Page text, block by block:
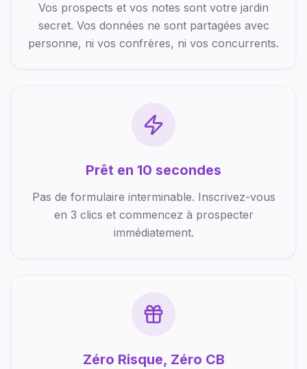
Vos prospects et vos notes sont votre jardin
secret. Vos données ne sont partagées avec
personne, ni vos confrères, ni vos concurrents.
Prêt en 10 secondes
Pas de formulaire interminable. Inscrivez-vous
en 3 clics et commencez à prospecter
immédiatement.
Zéro Risque, Zéro CB